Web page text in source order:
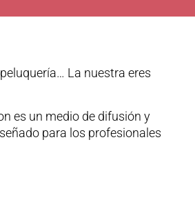
La nuestra eres
es un medio de difusión y
para los profesionales